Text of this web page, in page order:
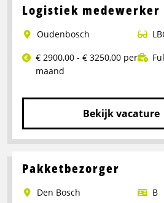
over
Operator
Productie
Logistiek medewerker
Oudenbosch
€ 2900,00 - € 3250,00 per
maand
Bekijk vacature
Lees
over
medewerker
Pakketbezorger
Den Bosch
B